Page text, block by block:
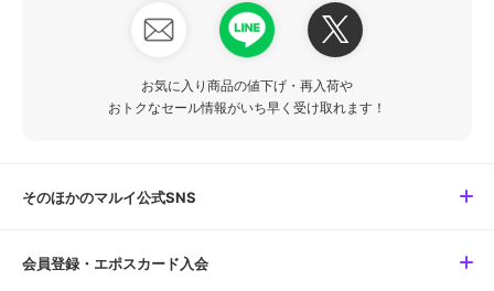
お気に入り商品の値下げ・再入荷や
おトクなセール情報がいち早く受け取れます！
そのほかのマルイ公式SNS
会員登録・エポスカード入会